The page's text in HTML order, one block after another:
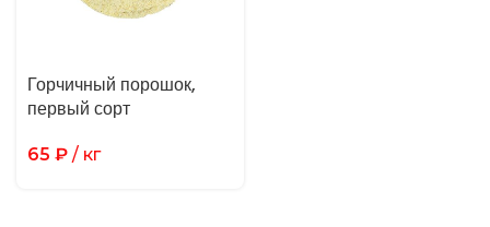
Горчичный порошок,
первый сорт
65 ₽ / кг